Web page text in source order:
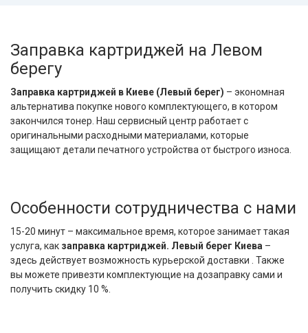
Заправка картриджей на Левом
берегу
Заправка картриджей в Киеве (Левый берег) – экономная
альтернатива покупке нового комплектующего, в котором
закончился тонер. Наш сервисный центр работает с
оригинальными расходными материалами, которые
защищают детали печатного устройства от быстрого износа.
Особенности сотрудничества с нами
15-20 минут – максимальное время, которое занимает такая
услуга, как заправка картриджей. Левый берег Киева –
здесь действует возможность курьерской доставки . Также
вы можете привезти комплектующие на дозаправку сами и
получить скидку 10 %.